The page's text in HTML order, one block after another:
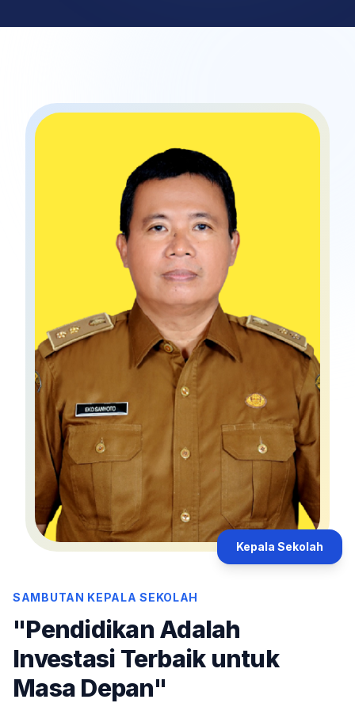
Kepala Sekolah
SAMBUTAN KEPALA SEKOLAH
"Pendidikan Adalah
Investasi Terbaik untuk
Masa Depan"